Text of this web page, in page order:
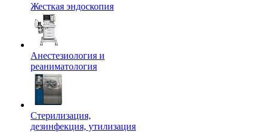
Жесткая эндоскопия
Анестезиология и
реаниматология
Стерилизация,
дезинфекция, утилизация